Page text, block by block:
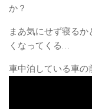
か？
まあ気にせず寝る
くなってくる…
車中泊している車